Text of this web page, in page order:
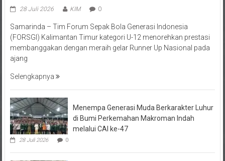
28 Juli 2026 KIM 0
Samarinda – Tim Forum Sepak Bola Generasi Indonesia
(FORSGI) Kalimantan Timur kategori U-12 menorehkan prestasi
membanggakan dengan meraih gelar Runner Up Nasional pada
ajang
Selengkapnya
Menempa Generasi Muda Berkarakter Luhur
di Bumi Perkemahan Makroman Indah
melalui CAI ke-47
28 Juli 2026 0